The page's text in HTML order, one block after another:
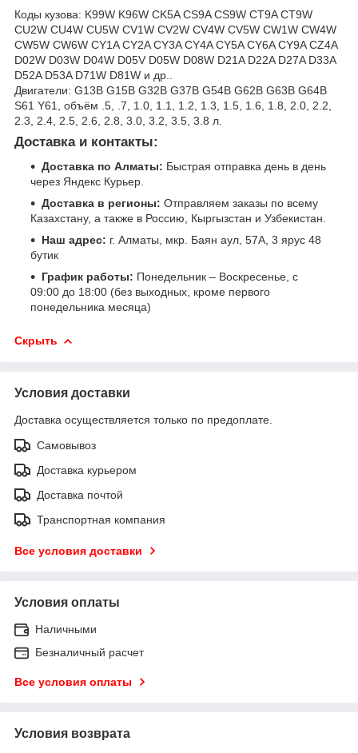
Коды кузова: K99W K96W CK5A CS9A CS9W CT9A CT9W
CU2W CU4W CU5W CV1W CV2W CV4W CV5W CW1W CW4W
CW5W CW6W CY1A CY2A CY3A CY4A CY5A CY6A CY9A CZ4A
D02W D03W D04W D05V D05W D08W D21A D22A D27A D33A
D52A D53A D71W D81W и др..
Двигатели: G13B G15B G32B G37B G54B G62B G63B G64B
S61 Y61, объём .5, .7, 1.0, 1.1, 1.2, 1.3, 1.5, 1.6, 1.8, 2.0, 2.2,
2.3, 2.4, 2.5, 2.6, 2.8, 3.0, 3.2, 3.5, 3.8 л.
Доставка и контакты:
Доставка по Алматы: Быстрая отправка день в день
через Яндекс Курьер.
Доставка в регионы: Отправляем заказы по всему
Казахстану, а также в Россию, Кыргызстан и Узбекистан.
Наш адрес: г. Алматы, мкр. Баян аул, 57А, 3 ярус 48
бутик
График работы: Понедельник – Воскресенье, с
09:00 до 18:00 (без выходных, кроме первого
понедельника месяца)
Скрыть
Условия доставки
Доставка осуществляется только по предоплате.
Самовывоз
Доставка курьером
Доставка почтой
Транспортная компания
Все условия доставки
Условия оплаты
Наличными
Безналичный расчет
Все условия оплаты
Условия возврата